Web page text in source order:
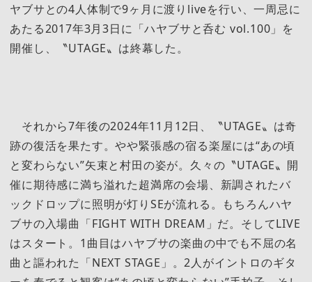
ヤブサとの4人体制で9ヶ月に渡りliveを行い、一周忌に
あたる2017年3月3日に「ハヤブサと呑む vol.100」を
開催し、〝UTAGE〟は終幕した。
それから7年後の2024年11月12日、〝UTAGE〟は奇
跡の復活を果たす。やや緊張感の宿る楽屋には“あの頃
と変わらない”矢束と村田の姿が。久々の〝UTAGE〟開
催に期待感に満ち溢れた超満席の会場、新調されたバ
ックドロップに照明が灯りSEが流れる。もちろんハヤ
ブサの入場曲「FIGHT WITH DREAM」だ。そしてLIVE
はスタート。1曲目はハヤブサの楽曲の中でも不屈の名
曲と謳われた「NEXT STAGE」。2人がイントロのギタ